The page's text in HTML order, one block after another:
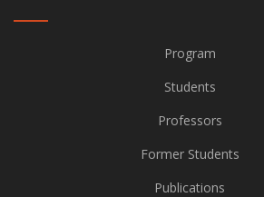
Program
Students
Professors
Former Students
Publications